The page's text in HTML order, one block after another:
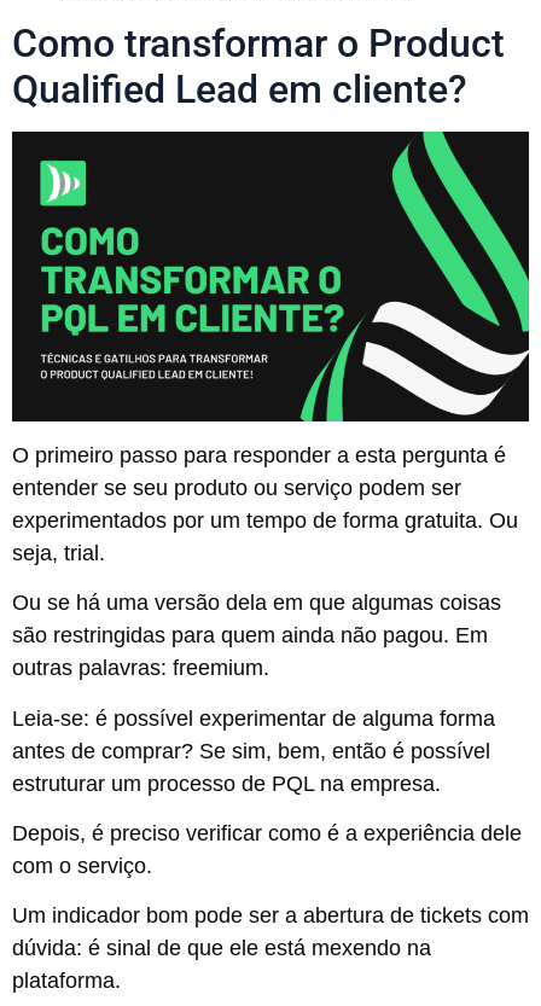
Como transformar o Product
Qualified Lead em cliente?
O primeiro passo para responder a esta pergunta é
entender se seu produto ou serviço podem ser
experimentados por um tempo de forma gratuita. Ou
seja, trial.
Ou se há uma versão dela em que algumas coisas
são restringidas para quem ainda não pagou. Em
outras palavras: freemium.
Leia-se: é possível experimentar de alguma forma
antes de comprar? Se sim, bem, então é possível
estruturar um processo de PQL na empresa.
Depois, é preciso verificar como é a experiência dele
com o serviço.
Um indicador bom pode ser a abertura de tickets com
dúvida: é sinal de que ele está mexendo na
plataforma.